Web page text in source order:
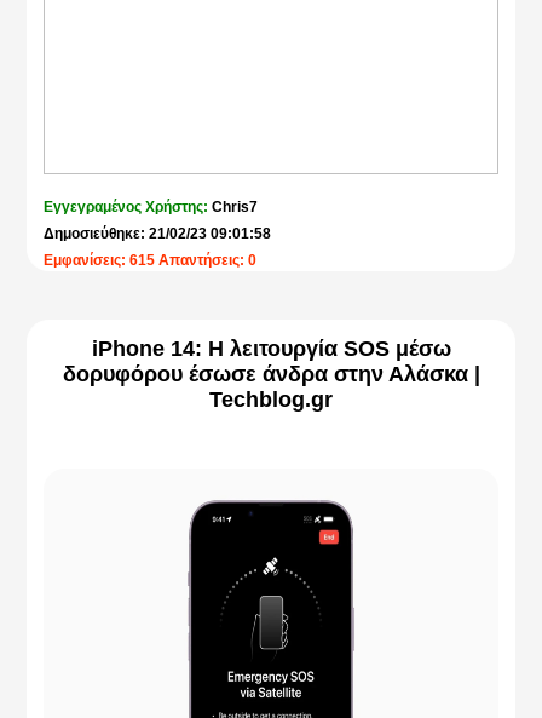
Εγγεγραμένος Χρήστης:Chris7
Δημοσιεύθηκε: 21/02/23 09:01:58
Εμφανίσεις: 615 Απαντήσεις: 0
iPhone 14: Η λειτουργία SOS μέσω
δορυφόρου έσωσε άνδρα στην Αλάσκα |
Techblog.gr